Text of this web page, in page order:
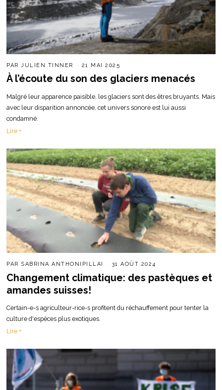
PARJULIEN TINNER 21 MAI 2025
À l’écoute du son des glaciers menacés
Malgré leur apparence paisible, les glaciers sont des êtres bruyants. Mais
avec leur disparition annoncée, cet univers sonore est lui aussi
condamné.
Lire +
PAR SABRINA ANTHONIPILLAI 31 AOÛT 2024
Changement climatique: des pastèques et
amandes suisses!
Certain-e-s agriculteur-rice-s profitent du réchauffement pour tenter la
culture d'espèces plus exotiques.
Lire +